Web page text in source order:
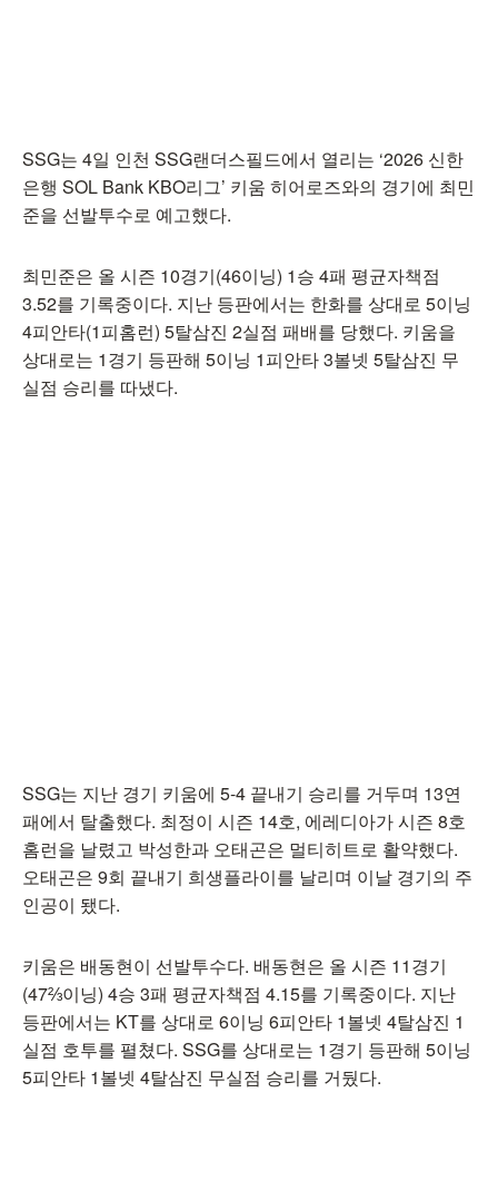
SSG는 4일 인천 SSG랜더스필드에서 열리는 ‘2026 신한
은행 SOL Bank KBO리그’ 키움 히어로즈와의 경기에 최민
준을 선발투수로 예고했다.
최민준은 올 시즌 10경기(46이닝) 1승 4패 평균자책점
3.52를 기록중이다. 지난 등판에서는 한화를 상대로 5이닝
4피안타(1피홈런) 5탈삼진 2실점 패배를 당했다. 키움을
상대로는 1경기 등판해 5이닝 1피안타 3볼넷 5탈삼진 무
실점 승리를 따냈다.
SSG는 지난 경기 키움에 5-4 끝내기 승리를 거두며 13연
패에서 탈출했다. 최정이 시즌 14호, 에레디아가 시즌 8호
홈런을 날렸고 박성한과 오태곤은 멀티히트로 활약했다.
오태곤은 9회 끝내기 희생플라이를 날리며 이날 경기의 주
인공이 됐다.
키움은 배동현이 선발투수다. 배동현은 올 시즌 11경기
(47⅔이닝) 4승 3패 평균자책점 4.15를 기록중이다. 지난
등판에서는 KT를 상대로 6이닝 6피안타 1볼넷 4탈삼진 1
실점 호투를 펼쳤다. SSG를 상대로는 1경기 등판해 5이닝
5피안타 1볼넷 4탈삼진 무실점 승리를 거뒀다.